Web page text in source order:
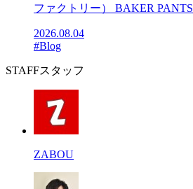
ファクトリー） BAKER PANTS
2026.08.04
#Blog
STAFFスタッフ
ZABOU